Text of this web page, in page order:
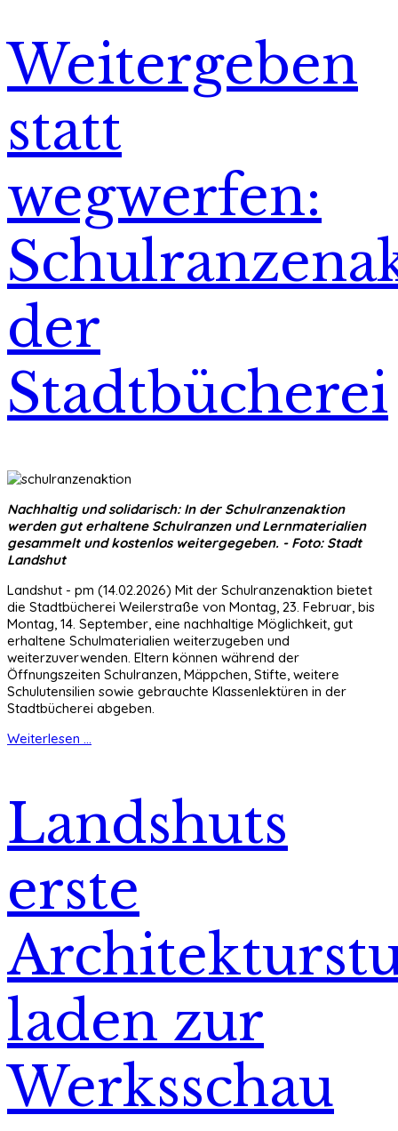
Weitergeben
statt
wegwerfen:
der
Stadtbücherei
Nachhaltig und solidarisch: In der Schulranzenaktion
werden gut erhaltene Schulranzen und Lernmaterialien
gesammelt und kostenlos weitergegeben. - Foto: Stadt
Landshut
Landshut - pm (14.02.2026) Mit der Schulranzenaktion bietet
die Stadtbücherei Weilerstraße von Montag, 23. Februar, bis
Montag, 14. September, eine nachhaltige Möglichkeit, gut
erhaltene Schulmaterialien weiterzugeben und
weiterzuverwenden. Eltern können während der
Öffnungszeiten Schulranzen, Mäppchen, Stifte, weitere
Schulutensilien sowie gebrauchte Klassenlektüren in der
Stadtbücherei abgeben.
Weiterlesen ...
Landshuts
erste
laden zur
Werksschau